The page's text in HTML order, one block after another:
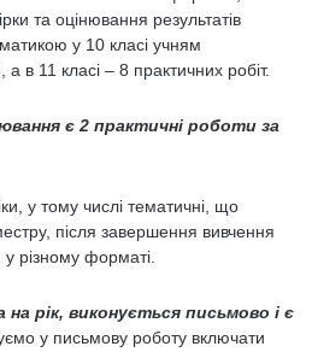
та оцінювання результатів
у 10 класі учням
в 11 класі – 8 практичних робіт.
є 2 практичні роботи за
у тому числі тематичні, що
після завершення вивчення
різному форматі.
рік, виконується письмово і є
у письмову роботу включати